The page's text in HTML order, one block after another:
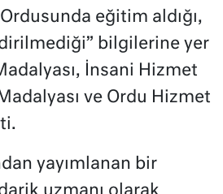
Ordusunda eğitim aldığı,
bilgilerine yer
İnsani Hizmet
ve Ordu Hizmet
yayımlanan bir